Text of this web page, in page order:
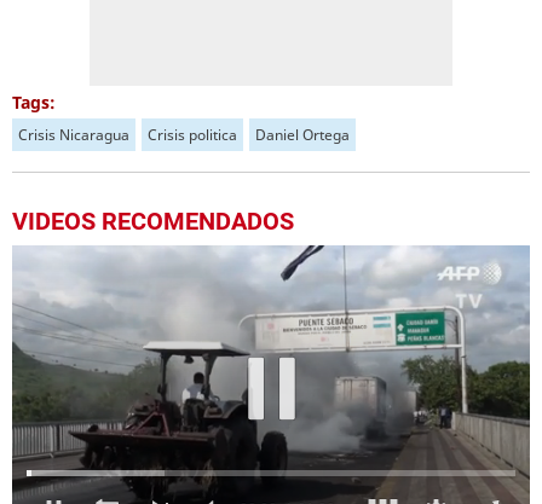
Tags:
Crisis Nicaragua Crisis politica Daniel Ortega
VIDEOS RECOMENDADOS